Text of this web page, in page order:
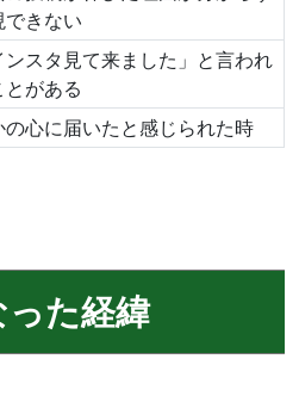
できない
ンスタ見て来ました」と言われ
とがある
の心に届いたと感じられた時
った経緯